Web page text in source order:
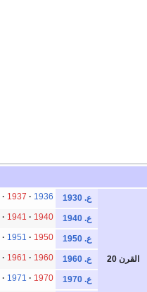
القرن 20
ع. 1930 1936
1937
ع. 1940 1940
1941
ع. 1950 1950
1951
ع. 1960 1960
1961
ع. 1970 1970
1971